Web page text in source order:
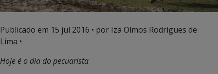
Publicado em 15 jul 2016 • por Iza Olmos Rodrigues de
Lima •
Hoje é o dia do pecuarista